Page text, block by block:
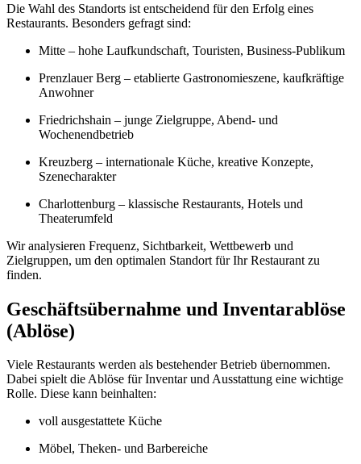
Die Wahl des Standorts ist entscheidend für den Erfolg eines
Restaurants. Besonders gefragt sind:
Mitte – hohe Laufkundschaft, Touristen, Business-Publikum
Prenzlauer Berg – etablierte Gastronomieszene, kaufkräftige
Anwohner
Friedrichshain – junge Zielgruppe, Abend- und
Wochenendbetrieb
Kreuzberg – internationale Küche, kreative Konzepte,
Szenecharakter
Charlottenburg – klassische Restaurants, Hotels und
Theaterumfeld
Wir analysieren Frequenz, Sichtbarkeit, Wettbewerb und
Zielgruppen, um den optimalen Standort für Ihr Restaurant zu
finden.
Geschäftsübernahme und Inventarablöse
(Ablöse)
Viele Restaurants werden als bestehender Betrieb übernommen.
Dabei spielt die Ablöse für Inventar und Ausstattung eine wichtige
Rolle. Diese kann beinhalten:
voll ausgestattete Küche
Möbel, Theken- und Barbereiche